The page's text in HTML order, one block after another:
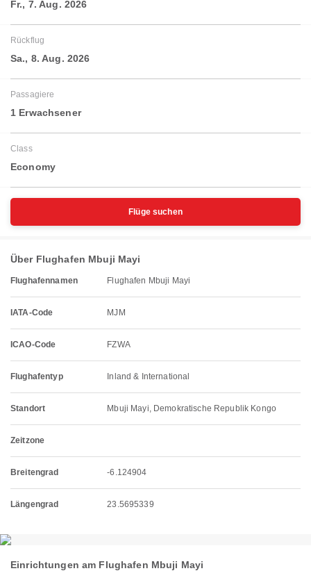
Fr., 7. Aug. 2026
Rückflug
Sa., 8. Aug. 2026
Passagiere
1 Erwachsener
Class
Economy
Flüge suchen
Über Flughafen Mbuji Mayi
Flughafennamen Flughafen Mbuji Mayi
IATA-Code MJM
ICAO-Code FZWA
Flughafentyp Inland & International
Standort Mbuji Mayi, Demokratische Republik Kongo
Zeitzone
Breitengrad -6.124904
Längengrad 23.5695339
Einrichtungen am Flughafen Mbuji Mayi